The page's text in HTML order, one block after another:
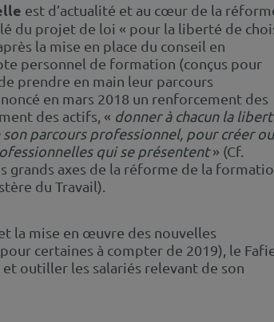
est d’actualité et au cœur de la
du projet de loi « pour la liberté de
la mise en place du conseil en
personnel de formation (conçus pour
prendre en main leur parcours
en mars 2018 un renforcement des
des actifs, « donner à chacun la
parcours professionnel, pour créer ou
qui se présentent» (Cf.
grands axes de la réforme de la
du Travail).
la mise en œuvre des nouvelles
certaines à compter de 2019), le
outiller les salariés relevant de son